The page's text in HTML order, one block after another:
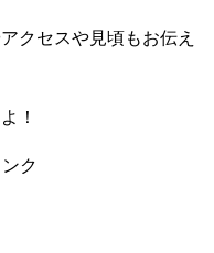
クセスや見頃もお伝え
！
ク